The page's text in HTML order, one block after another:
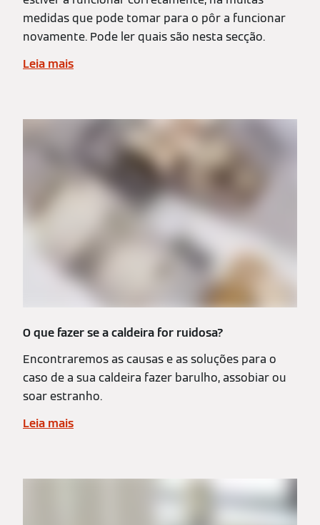
medidas que pode tomar para o pôr a funcionar
novamente. Pode ler quais são nesta secção.
Leia mais
O que fazer se a caldeira for ruidosa?
Encontraremos as causas e as soluções para o
caso de a sua caldeira fazer barulho, assobiar ou
soar estranho.
Leia mais